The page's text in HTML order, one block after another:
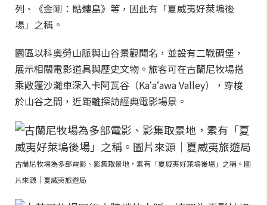
列、《金剛：骷髏島》等，因此有「夏威夷好萊塢後
場」之稱。
園區以科奧勞山脈與山谷景觀聞名，並設有二戰碉堡，
展示相關電影道具與歷史文物。旅客可在古蘭尼牧場搭
乘敞篷沙灘車深入卡阿瓦谷（Kaʻaʻawa Valley），穿梭
於山谷之間，近距離探訪經典電影場景。
古蘭尼牧場為多部電影、影集取景地，素有「夏威夷好萊塢後場」之稱。圖
片來源｜夏威夷旅遊局